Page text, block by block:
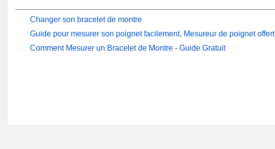
Changer son bracelet de montre
Guide pour mesurer son poignet facilement, Mesureur de poignet offert
Comment Mesurer un Bracelet de Montre - Guide Gratuit